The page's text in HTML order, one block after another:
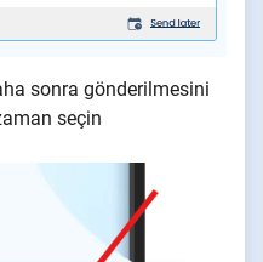
sonra gönderilmesini
seçin